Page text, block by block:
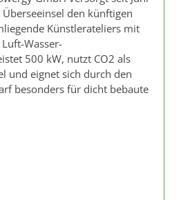
den künftigen
Künstlerateliers mit
Wasser-
500 kW, nutzt CO2 als
und eignet sich durch den
besonders für dicht bebaute